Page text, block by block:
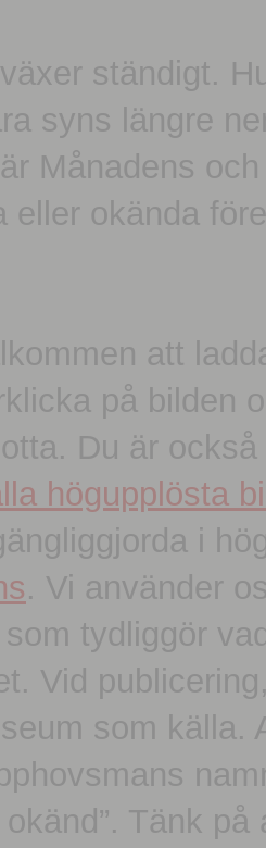
ständigt.
syns längre
Månadens
eller okända
att
på bilden
Du är
högupplösta
i
. Vi använder
tydliggör
Vid
som källa.
okänd”. Tänk